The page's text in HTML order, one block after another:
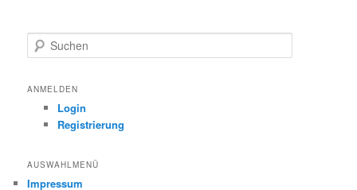
u
h
ANMELDEN
Login
Registrierung
AUSWAHLMENÜ
Impressum